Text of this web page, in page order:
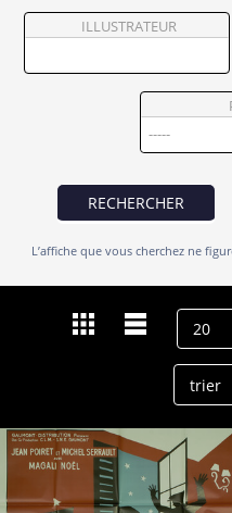
Vendre
ILLUSTRATEUR
RECHERCHER
L’affiche que vous cherchez ne